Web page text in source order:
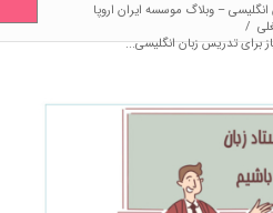
انگلیسی – وبلاگ موسسه ایران اروپا
/